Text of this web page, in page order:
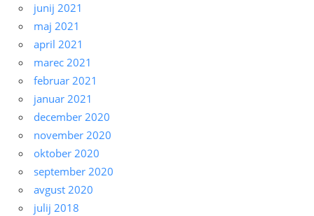
junij 2021
maj 2021
april 2021
marec 2021
februar 2021
januar 2021
december 2020
november 2020
oktober 2020
september 2020
avgust 2020
julij 2018